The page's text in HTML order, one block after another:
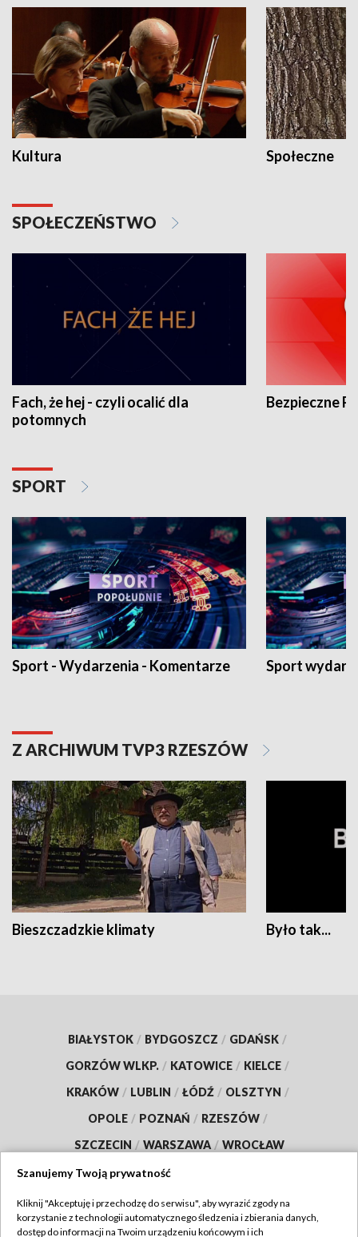
Kultura Społeczne
SPOŁECZEŃSTWO
Fach, że hej - czyli ocalić dla
potomnych
Bezpieczne
SPORT
Sport - Wydarzenia - Komentarze Sport
Z ARCHIWUM TVP3 RZESZÓW
Bieszczadzkie klimaty Było tak...
BIAŁYSTOK / BYDGOSZCZ / GDAŃSK /
GORZÓW WLKP. / KATOWICE / KIELCE /
KRAKÓW / LUBLIN / ŁÓDŹ / OLSZTYN /
OPOLE / POZNAŃ / RZESZÓW /
SZCZECIN / WARSZAWA / WROCŁAW
Dołącz do nas:
Szanujemy Twoją prywatność
Kliknij "Akceptuję i przechodzę do serwisu", aby wyrazić zgody na
korzystanie z technologii automatycznego śledzenia i zbierania danych,
dostęp do informacji na Twoim urządzeniu końcowym i ich